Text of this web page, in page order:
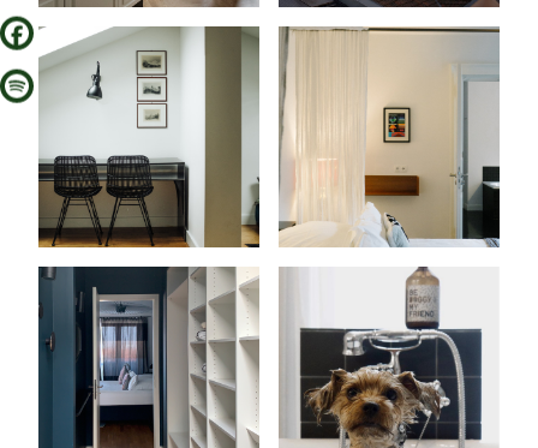
실용 정보
베를린 추천
CORA APARTMENTS